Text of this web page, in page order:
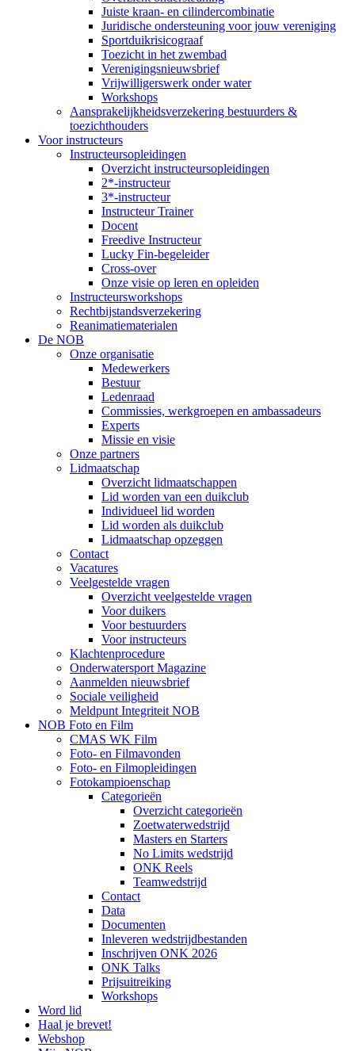
Juiste kraan- en cilindercombinatie
Juridische ondersteuning voor jouw vereniging
Sportduikrisicograaf
Toezicht in het zwembad
Verenigingsnieuwsbrief
Vrijwilligerswerk onder water
Workshops
Aansprakelijkheidsverzekering bestuurders &
toezichthouders
Voor instructeurs
Instructeursopleidingen
Overzicht instructeursopleidingen
2*-instructeur
3*-instructeur
Instructeur Trainer
Docent
Freedive Instructeur
Lucky Fin-begeleider
Cross-over
Onze visie op leren en opleiden
Instructeursworkshops
Rechtbijstandsverzekering
Reanimatiematerialen
De NOB
Onze organisatie
Medewerkers
Bestuur
Ledenraad
Commissies, werkgroepen en ambassadeurs
Experts
Missie en visie
Onze partners
Lidmaatschap
Overzicht lidmaatschappen
Lid worden van een duikclub
Individueel lid worden
Lid worden als duikclub
Lidmaatschap opzeggen
Contact
Vacatures
Veelgestelde vragen
Overzicht veelgestelde vragen
Voor duikers
Voor bestuurders
Voor instructeurs
Klachtenprocedure
Onderwatersport Magazine
Aanmelden nieuwsbrief
Sociale veiligheid
Meldpunt Integriteit NOB
NOB Foto en Film
CMAS WK Film
Foto- en Filmavonden
Foto- en Filmopleidingen
Fotokampioenschap
Categorieën
Overzicht categorieën
Zoetwaterwedstrijd
Masters en Starters
No Limits wedstrijd
ONK Reels
Teamwedstrijd
Contact
Data
Documenten
Inleveren wedstrijdbestanden
Inschrijven ONK 2026
ONK Talks
Prijsuitreiking
Workshops
Word lid
Haal je brevet!
Webshop